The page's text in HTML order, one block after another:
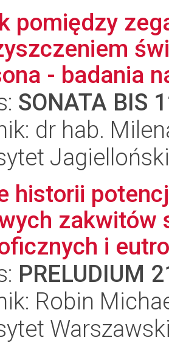
pomiędzy
- badania
SONATA BIS
dr hab.
historii
zakwitów
i
PRELUDIUM
Robin